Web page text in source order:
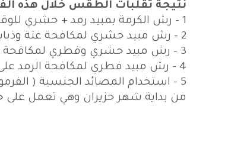
نتيجة تقلبات الطقس خلال هذه
1 - رش الكرمة بمبيد رمد + حشري للوقاية من الامراض الفطرية والحشرات .
2 - رش مبيد حشري لمكافحة عتة وذبابة الزيتون.
3 - رش مبيد حشري وفطري لمكافحة ذبابة الثمار على الاشجار المثمرة والامراض الفطرية .
4 - رش مبيد فطري لمكافحة الرمد على القرعيات.
من بداية شهر حزيران وهي تعمل على